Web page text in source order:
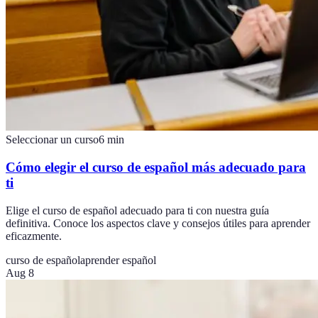
Seleccionar un curso6 min
Cómo elegir el curso de español más adecuado para
ti
Elige el curso de español adecuado para ti con nuestra guía
definitiva. Conoce los aspectos clave y consejos útiles para aprender
eficazmente.
curso de españolaprender español
Aug 8